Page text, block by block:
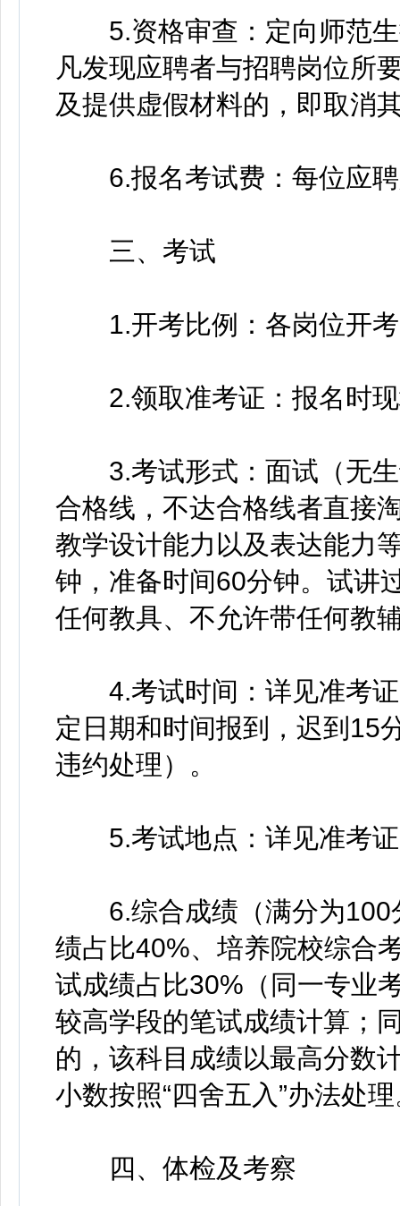
5.资格审查：定向师范生
凡发现应聘者与招聘岗位所
及提供虚假材料的，即取消
6.报名考试费：每位应聘
三、考试
1.开考比例：各岗位开考
2.领取准考证：报名时现
3.考试形式：面试（无生
合格线，不达合格线者直接
教学设计能力以及表达能力
钟，准备时间60分钟。试讲
任何教具、不允许带任何教
4.考试时间：详见准考证
定日期和时间报到，迟到15
违约处理）。
5.考试地点：详见准考
6.综合成绩（满分为100
绩占比40%、培养院校综合
试成绩占比30%（同一专业
较高学段的笔试成绩计算；
的，该科目成绩以最高分数
小数按照“四舍五入”办法处
四、体检及考察